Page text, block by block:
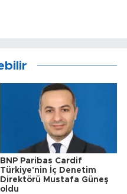
BNP Paribas Cardif
Türkiye'nin İç Denetim
Direktörü Mustafa Güneş
oldu